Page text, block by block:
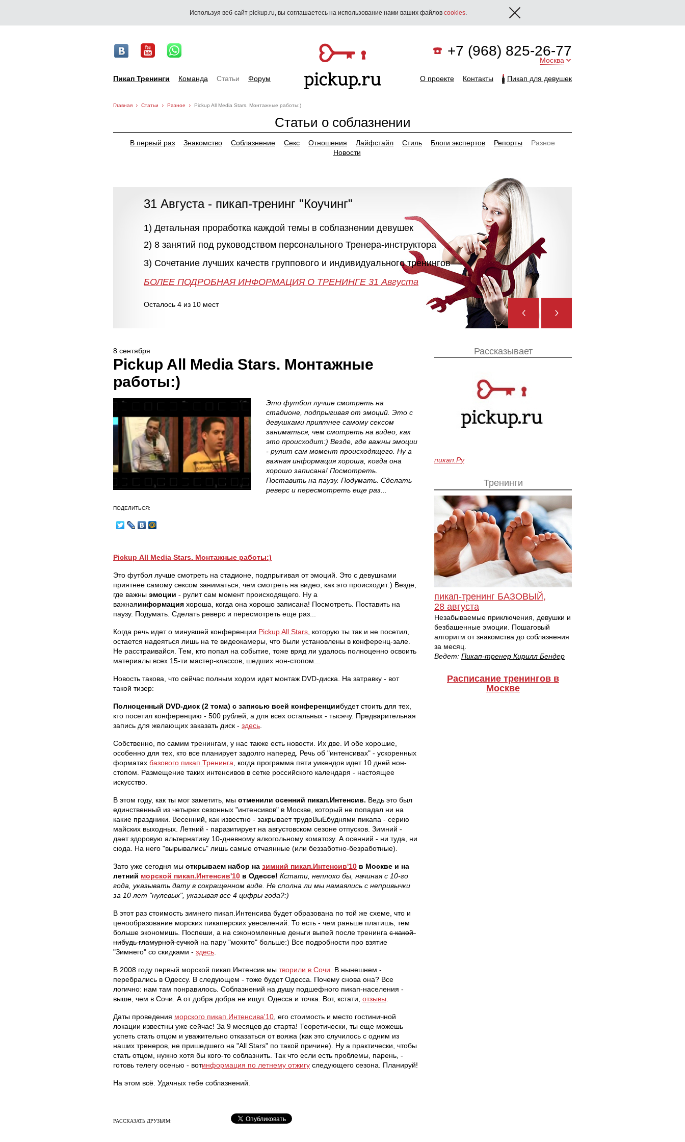
Используя веб-сайт pickup.ru, вы соглашаетесь на использование нами ваших файлов cookies
Пикап Тренинги Команда Статьи Форум
+7 (968) 825-26-77
Москва
О проекте Контакты Пикап для девушек
Главная Статьи Разное Pickup All Media Stars. Монтажные работы:)
Статьи о соблазнении
В первый раз Знакомство Соблазнение Секс Отношения Лайфстайл Стиль Блоги экспертов Репорты
Разное
Новости
БОЛЕЕ ПОДРОБНАЯ ИНФОРМАЦИЯ О ТРЕНИНГЕ 28-29-30 Августа
31 Августа - пикап-тренинг "Коучинг"
1) Детальная проработка каждой темы в соблазнении девушек
2) 8 занятий под руководством персонального Тренера-инструктора
3) Сочетание лучших качеств группового и индивидуального тренингов
БОЛЕЕ ПОДРОБНАЯ ИНФОРМАЦИЯ О ТРЕНИНГЕ 31 Августа
Осталось 4 из 10 мест
ПИКАП
50 часов практики
Онлайн поддержка 24/7
Незабываемое приключение
Занятия до результата
25-26 Сентября
"Как познакомиться с девушкой"
13 Октября в 20:00
>>>ЗАПИСАТЬСЯ НА МАСТЕР-КЛАСС<<<
8 сентября
Pickup All Media Stars. Монтажные
работы:)
Это футбол лучше смотреть на
стадионе, подпрыгивая от эмоций. Это с
девушками приятнее самому сексом
заниматься, чем смотреть на видео, как
это происходит:) Везде, где важны эмоции
- рулит сам момент происходящего. Ну а
важная информация хороша, когда она
хорошо записана! Посмотреть.
Поставить на паузу. Подумать. Сделать
реверс и пересмотреть еще раз...
ПОДЕЛИТЬСЯ:
Pickup All Media Stars. Монтажные работы:)
Это футбол лучше смотреть на стадионе, подпрыгивая от эмоций. Это с девушками
приятнее самому сексом заниматься, чем смотреть на видео, как это происходит:) Везде,
где важны эмоции - рулит сам момент происходящего. Ну а
важнаяинформация хороша, когда она хорошо записана! Посмотреть. Поставить на
паузу. Подумать. Сделать реверс и пересмотреть еще раз...
Когда речь идет о минувшей конференции Pickup All Stars , которую ты так и не посетил,
остается надеяться лишь на те видеокамеры, что были установлены в конференц-зале.
Не расстраивайся. Тем, кто попал на событие, тоже вряд ли удалось полноценно освоить
материалы всех 15-ти мастер-классов, шедших нон-стопом...
Новость такова, что сейчас полным ходом идет монтаж DVD-диска. На затравку - вот
такой тизер:
Полноценный DVD-диск (2 тома) с записью всей конференциибудет стоить для тех,
кто посетил конференцию - 500 рублей, а для всех остальных - тысячу. Предварительная
запись для желающих заказать диск - здесь
Собственно, по самим тренингам, у нас также есть новости. Их две. И обе хорошие,
особенно для тех, кто все планирует задолго наперед. Речь об "интенсивах" - ускоренных
форматах базового пикап.Тренинга , когда программа пяти уикендов идет 10 дней нон-
стопом. Размещение таких интенсивов в сетке российского календаря - настоящее
искусство.
В этом году, как ты мог заметить, мы отменили осенний пикап.Интенсив. Ведь это был
единственный из четырех сезонных "интенсивов" в Москве, который не попадал ни на
какие праздники. Весенний, как известно - закрывает трудоВыЕбуднями пикапа - серию
майских выходных. Летний - паразитирует на августовском сезоне отпусков. Зимний -
дает здоровую альтернативу 10-дневному алкогольному коматозу. А осенний - ни туда, ни
сюда. На него "вырывались" лишь самые отчаянные (или беззаботно-безработные).
Зато уже сегодня мы открываем набор на зимний пикап.Интенсив'10 в Москве и на
летний морской пикап.Интенсив'10 в Одессе! Кстати, неплохо бы, начиная с 10-го
года, указывать дату в сокращенном виде. Не сполна ли мы намаялись с непривычки
за 10 лет "нулевых", указывая все 4 цифры года?:)
В этот раз стоимость зимнего пикап.Интенсива будет образована по той же схеме, что и
ценообразование морских пикаперских увеселений. То есть - чем раньше платишь, тем
больше экономишь. Поспеши, а на сэкономленные деньги выпей после тренинга с какой-
нибудь гламурной сучкой на пару "мохито" больше:) Все подробности про взятие
"Зимнего" со скидками - здесь
В 2008 году первый морской пикап.Интенсив мы творили в Сочи . В нынешнем -
перебрались в Одессу. В следующем - тоже будет Одесса. Почему снова она? Все
логично: нам там понравилось. Соблазнений на душу подшефного пикап-населения -
выше, чем в Сочи. А от добра добра не ищут. Одесса и точка. Вот, кстати, отзывы
Даты проведения морского пикап.Интенсива'10 , его стоимость и место гостиничной
локации известны уже сейчас! За 9 месяцев до старта! Теоретически, ты еще можешь
успеть стать отцом и уважительно отказаться от вояжа (как это случилось с одним из
наших тренеров, не пришедшего на "All Stars" по такой причине). Ну а практически, чтобы
стать отцом, нужно хотя бы кого-то соблазнить. Так что если есть проблемы, парень, -
готовь телегу осенью - вотинформация по летнему отжигу следующего сезона. Планируй!
На этом всё. Удачных тебе соблазнений.
РАССКАЗАТЬ ДРУЗЬЯМ:
Рассказывает
пикап.Ру
Тренинги
пикап-тренинг БАЗОВЫЙ,
28 августа
Незабываемые приключения, девушки и
безбашенные эмоции. Пошаговый
алгоритм от знакомства до соблазнения
за месяц.
Ведет: Пикап-тренер Кирилл Бендер
Расписание тренингов в
Москве